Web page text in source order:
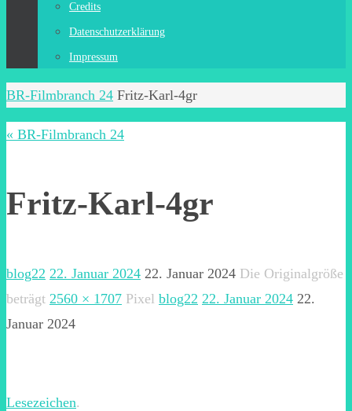
Credits
Datenschutzerklärung
Impressum
Start
BR-Filmbranch 24 Fritz-Karl-4gr
« BR-Filmbranch 24
Fritz-Karl-4gr
blog22 22. Januar 2024 22. Januar 2024 Die Originalgröße
beträgt 2560 × 1707 Pixel blog22 22. Januar 2024 22.
Januar 2024
Lesezeichen.